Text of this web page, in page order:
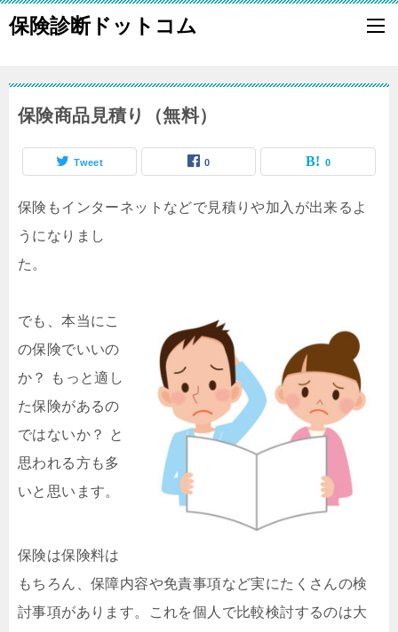
保険診断ドットコム
保険商品見積り（無料）
Tweet 0 0
保険もインターネットなどで見積りや加入が出来るよ
うになりまし
た。
でも、本当にこ
の保険でいいの
か？ もっと適し
た保険があるの
ではないか？ と
思われる方も多
いと思います。
保険は保険料は
もちろん、保障内容や免責事項など実にたくさんの検
討事項があります。これを個人で比較検討するのは大